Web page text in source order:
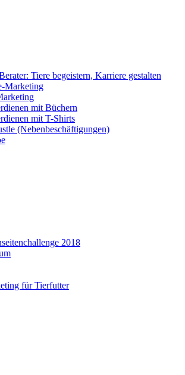
Tiere begeistern, Karriere gestalten
Marketing
mit Büchern
mit T-Shirts
(Nebenbeschäftigungen)
2018
für Tierfutter